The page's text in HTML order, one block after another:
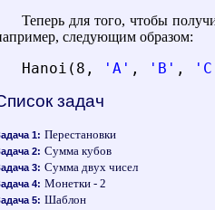
Теперь для того, чтобы
следующим образом:
Hanoi(8, 'A' , 'B' ,
задач
1: Перестановки
2: Сумма кубов
3: Сумма двух чисел
4: Монетки - 2
5: Шаблон